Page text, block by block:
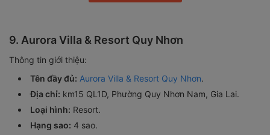
9. Aurora Villa & Resort Quy Nhơn
Thông tin giới thiệu:
Tên đầy đủ: Aurora Villa & Resort Quy Nhơn.
Địa chỉ: km15 QL1D, Phường Quy Nhơn Nam, Gia Lai.
Loại hình: Resort.
Hạng sao: 4 sao.